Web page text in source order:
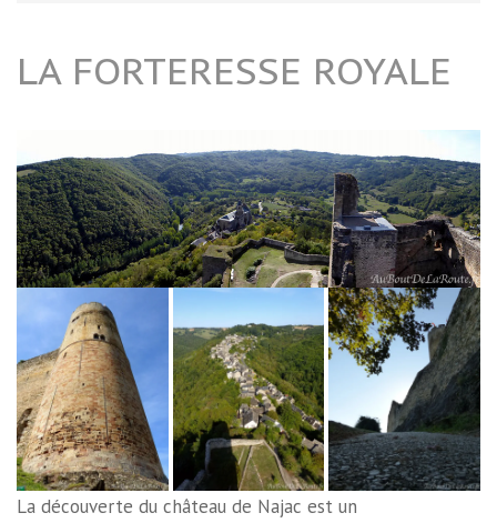
LA FORTERESSE ROYALE
La découverte du château de Najac est un